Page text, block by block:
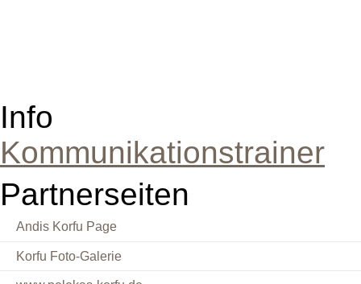
Info
Kommunikationstrainer
Partnerseiten
Andis Korfu Page
Korfu Foto-Galerie